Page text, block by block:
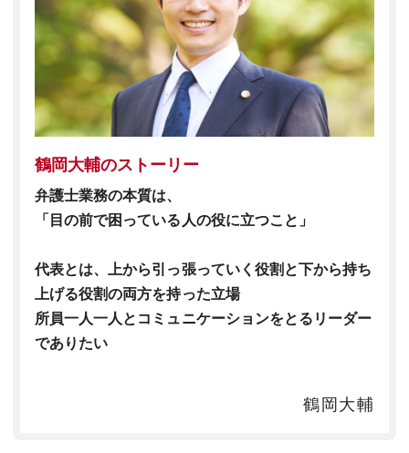
鶴岡大輔のストーリー
弁護士業務の本質は、
「目の前で困っている人の役に立つこと」
代表とは、上から引っ張っていく役割と下から持ち
上げる役割の両方を持った立場
所員一人一人とコミュニケーションをとるリーダー
でありたい
鶴岡大輔